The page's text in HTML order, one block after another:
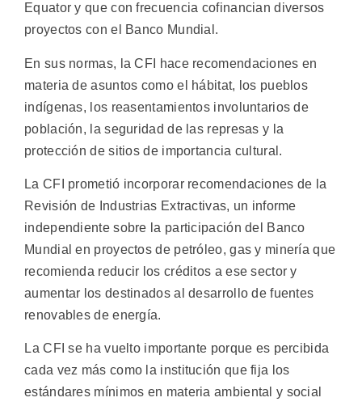
Equator y que con frecuencia cofinancian diversos
proyectos con el Banco Mundial.
En sus normas, la CFI hace recomendaciones en
materia de asuntos como el hábitat, los pueblos
indígenas, los reasentamientos involuntarios de
población, la seguridad de las represas y la
protección de sitios de importancia cultural.
La CFI prometió incorporar recomendaciones de la
Revisión de Industrias Extractivas, un informe
independiente sobre la participación del Banco
Mundial en proyectos de petróleo, gas y minería que
recomienda reducir los créditos a ese sector y
aumentar los destinados al desarrollo de fuentes
renovables de energía.
La CFI se ha vuelto importante porque es percibida
cada vez más como la institución que fija los
estándares mínimos en materia ambiental y social